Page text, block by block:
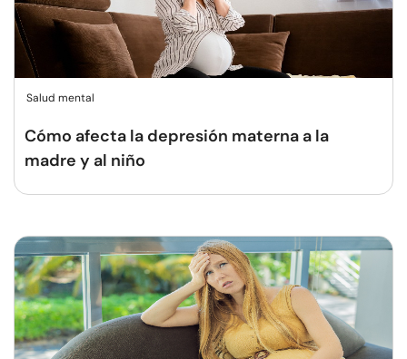
Salud mental
Cómo afecta la depresión materna a la
madre y al niño